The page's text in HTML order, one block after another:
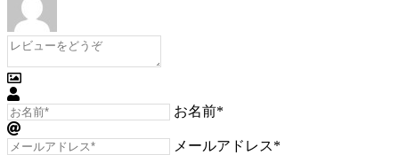
お名前*
メールアドレス*